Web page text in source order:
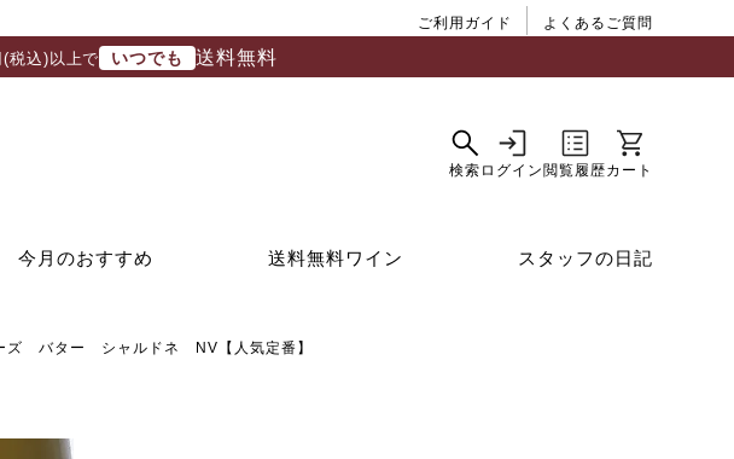
ご利用ガイド よくあるご質問
税込)以上で いつでも 送料無料
今月のおすすめ 送料無料ワイン スタッフの日記
ズ バター シャルドネ NV【人気定番】